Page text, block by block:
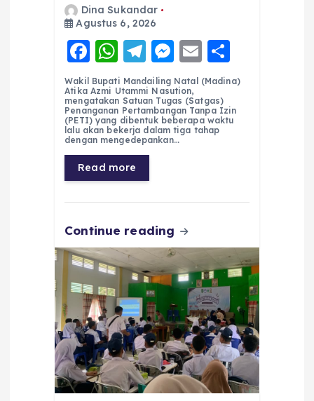
Dina Sukandar
Agustus 6, 2026
F
a
c
e
b
o
o
k
W
h
a
ts
A
p
p
T
el
e
g
r
a
m
M
e
ss
e
n
E
m
ai
l
h
a
re
Wakil Bupati Mandailing Natal (Madina)
Atika Azmi Utammi Nasution,
mengatakan Satuan Tugas (Satgas)
Penanganan Pertambangan Tanpa Izin
(PETI) yang dibentuk beberapa waktu
lalu akan bekerja dalam tiga tahap
dengan mengedepankan…
Read more
Continue reading